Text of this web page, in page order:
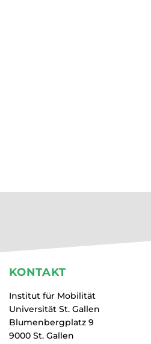
KONTAKT
Institut für Mobilität
Universität St. Gallen
Blumenbergplatz 9
9000 St. Gallen